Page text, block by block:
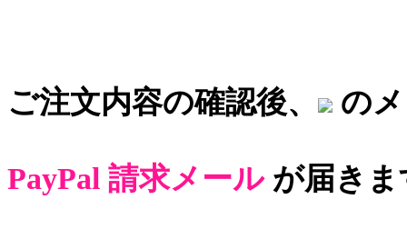
ご注文内容の確認後、 の
PayPal 請求メールが届きま